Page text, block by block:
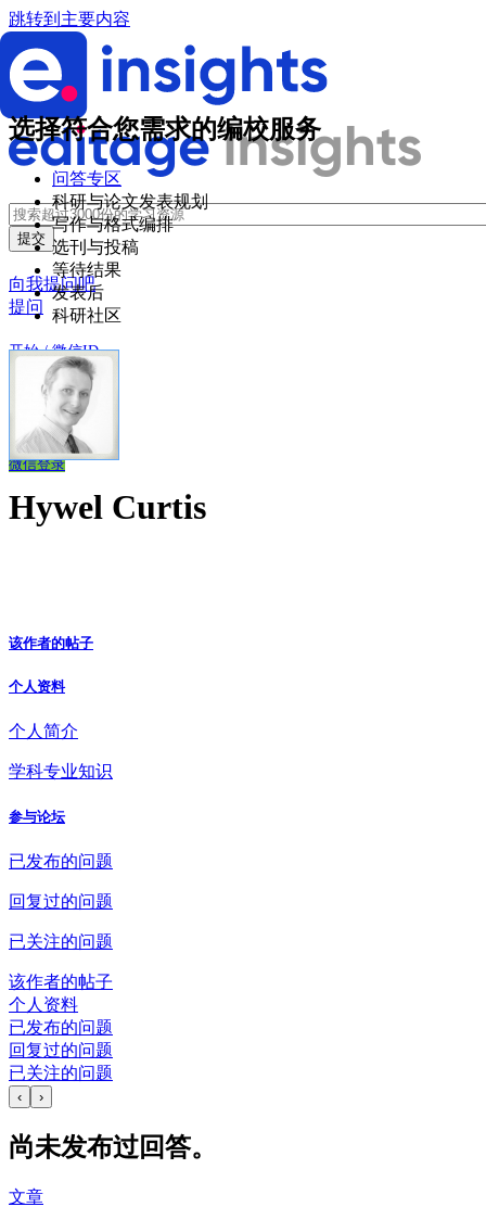
跳转到主要内容
向我提问吧
提问
开始 / 微信ID
创建账户
微信登录
选择符合您需求的编校服务
问答专区
科研与论文发表规划
写作与格式编排
选刊与投稿
等待结果
发表后
科研社区
Hywel Curtis
该作者的帖子
个人资料
个人简介
学科专业知识
参与论坛
已发布的问题
回复过的问题
已关注的问题
该作者的帖子
个人资料
已发布的问题
回复过的问题
已关注的问题
‹ ›
尚未发布过回答。
文章